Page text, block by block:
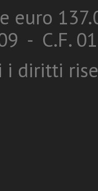
euro
- C.F.
i diritti